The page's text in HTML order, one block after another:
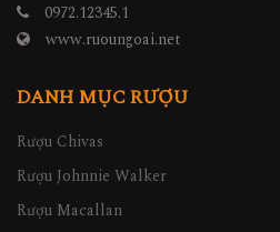
0972.12345.1
www.ruoungoai.net
DANH MỤC RƯỢU
Rượu Chivas
Rượu Johnnie Walker
Rượu Macallan